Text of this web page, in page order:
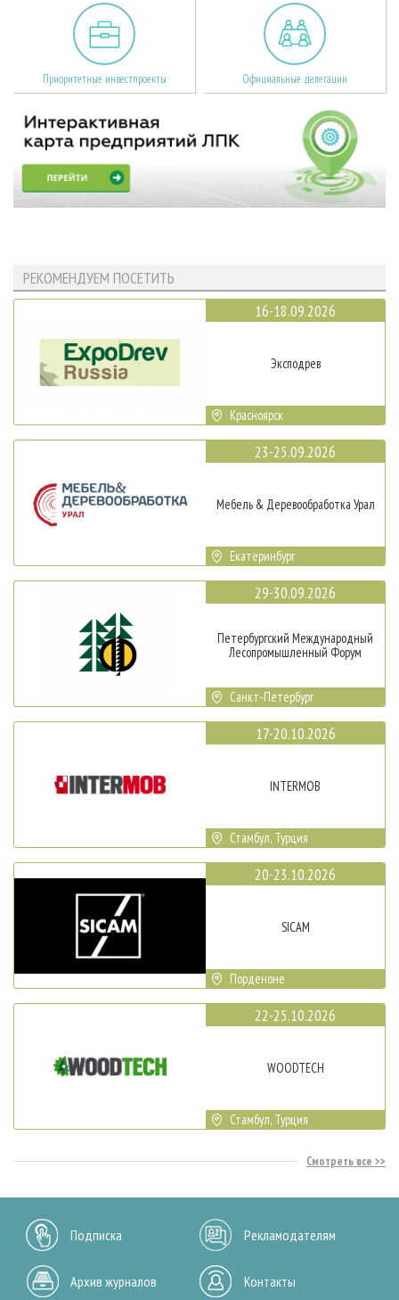
Приоритетные инвестпроекты Официальные делегации
РЕКОМЕНДУЕМ ПОСЕТИТЬ
16-18.09.2026
Эксподрев
Красноярск
23-25.09.2026
Мебель & Деревообработка Урал
Екатеринбург
29-30.09.2026
Петербургский Международный
Лесопромышленный Форум
Санкт-Петербург
17-20.10.2026
INTERMOB
Стамбул, Турция
20-23.10.2026
SICAM
Порденоне
22-25.10.2026
WOODTECH
Стамбул, Турция
Смотреть все
Подписка Рекламодателям
Архив журналов Контакты